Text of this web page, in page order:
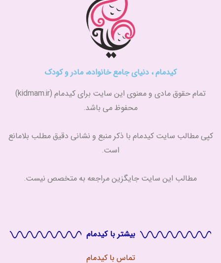
کیدمام ، دنیای جامع خانواده، مادر و کودک
تمام حقوق مادی و معنوی این سایت برای کیدمام (kidmam.ir)
محفوظ می باشد.
کپی مطالب سایت کیدمام با ذکر منبع و نشانی دقیق مطلب بلامانع
است.
مطالب این سایت جایگزین مراجعه به متخصص نیست.
بیشتر با کیدمام
تماس باکیدمام